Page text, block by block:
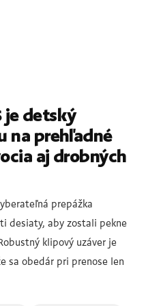
je detský
na prehľadné
aj drobných
prepážka
desiaty, aby zostali pekne
klipový uzáver je
sa obedár pri prenose len